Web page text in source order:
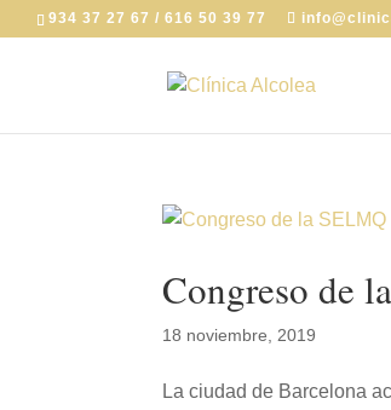
934 37 27 67 / 616 50 39 77
Congreso de
18 noviembre, 2019
La ciudad de Barcelona